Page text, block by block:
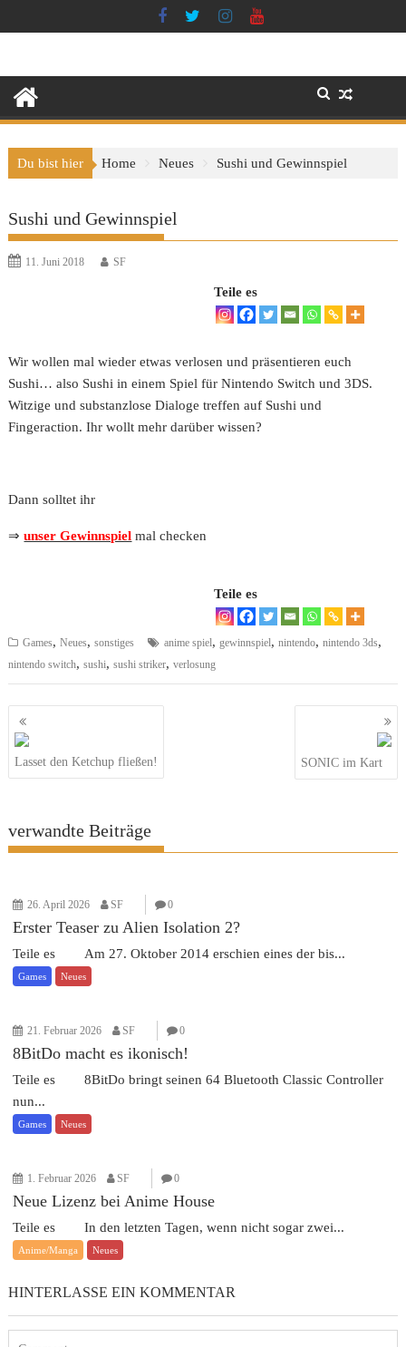
to
Du bist hier Home Neues Sushi und Gewinnspiel
Sushi und Gewinnspiel
11. Juni 2018 SF
Teile es
Wir wollen mal wieder etwas verlosen und präsentieren euch
Sushi… also Sushi in einem Spiel für Nintendo Switch und 3DS.
Witzige und substanzlose Dialoge treffen auf Sushi und
Fingeraction. Ihr wollt mehr darüber wissen?
Dann solltet ihr
⇒unser Gewinnspiel mal checken
Teile es
Games,Neues,sonstiges anime spiel,gewinnspiel,nintendo,nintendo 3ds,
nintendo switch,sushi,sushi striker,verlosung
Beitragsnavigation
Lasset den Ketchup fließen! SONIC im Kart
verwandte Beiträge
26. April 2026 SF 0
Erster Teaser zu Alien Isolation 2?
Teile es Am 27. Oktober 2014 erschien eines der bis...
Games Neues
21. Februar 2026 SF 0
8BitDo macht es ikonisch!
Teile es 8BitDo bringt seinen 64 Bluetooth Classic Controller
nun...
Games Neues
1. Februar 2026 SF 0
Neue Lizenz bei Anime House
Teile es In den letzten Tagen, wenn nicht sogar zwei...
Anime/Manga Neues
HINTERLASSE EIN KOMMENTAR